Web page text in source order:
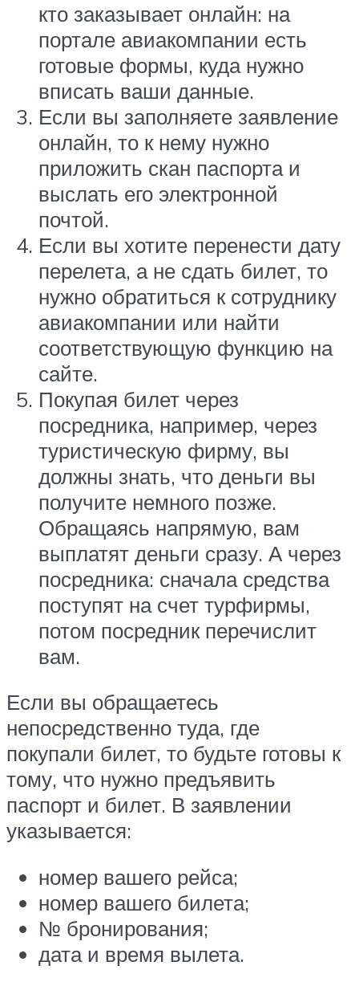
кто заказывает онлайн: на
портале авиакомпании есть
готовые формы, куда нужно
вписать ваши данные.
Если вы заполняете заявление
онлайн, то к нему нужно
приложить скан паспорта и
выслать его электронной
почтой.
Если вы хотите перенести дату
перелета, а не сдать билет, то
нужно обратиться к сотруднику
авиакомпании или найти
соответствующую функцию на
сайте.
Покупая билет через
посредника, например, через
туристическую фирму, вы
должны знать, что деньги вы
получите немного позже.
Обращаясь напрямую, вам
выплатят деньги сразу. А через
посредника: сначала средства
поступят на счет турфирмы,
потом посредник перечислит
вам.
Если вы обращаетесь
непосредственно туда, где
покупали билет, то будьте готовы к
тому, что нужно предъявить
паспорт и билет. В заявлении
указывается:
номер вашего рейса;
номер вашего билета;
№ бронирования;
дата и время вылета.